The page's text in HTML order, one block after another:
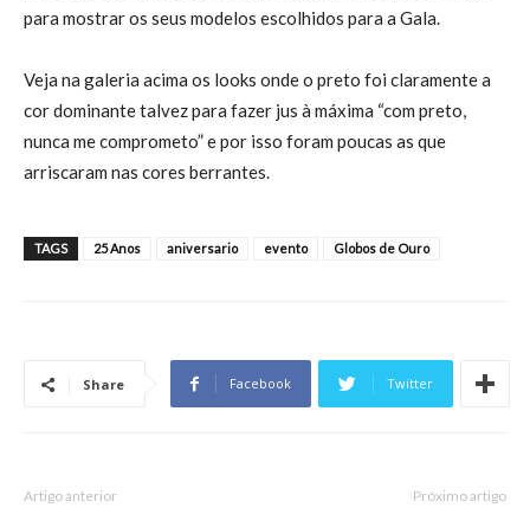
para mostrar os seus modelos escolhidos para a Gala.
Veja na galeria acima os looks onde o preto foi claramente a
cor dominante talvez para fazer jus à máxima “com preto,
nunca me comprometo” e por isso foram poucas as que
arriscaram nas cores berrantes.
TAGS 25 Anos aniversario evento Globos de Ouro
Share Facebook Twitter
Artigo anterior Próximo artigo